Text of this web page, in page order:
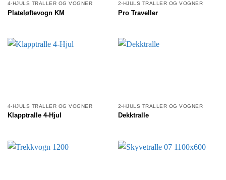
4-HJULS TRALLER OG VOGNER
Plateløftevogn KM
2-HJULS TRALLER OG VOGNER
Pro Traveller
4-HJULS TRALLER OG VOGNER
Klapptralle 4-Hjul
2-HJULS TRALLER OG VOGNER
Dekktralle